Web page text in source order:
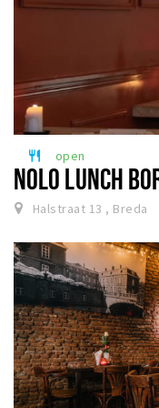
restaurant open
NOLO LUNCH
Halstraat 13 , Breda